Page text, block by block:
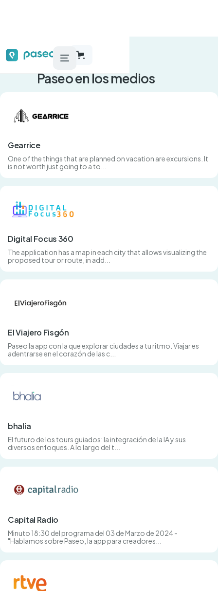
Paseo en los medios
Gearrice
One of the things that are planned on vacation are excursions. It
is not worth just going to a to...
Digital Focus 360
The application has a map in each city that allows visualizing the
proposed tour or route, in add...
El Viajero Fisgón
Paseo la app con la que explorar ciudades a tu ritmo. Viajar es
adentrarse en el corazón de las c...
bhalia
El futuro de los tours guiados: la integración de la IA y sus
diversos enfoques. A lo largo del t...
Capital Radio
Minuto 18:30 del programa del 03 de Marzo de 2024 -
"Hablamos sobre Paseo, la app para creadores...